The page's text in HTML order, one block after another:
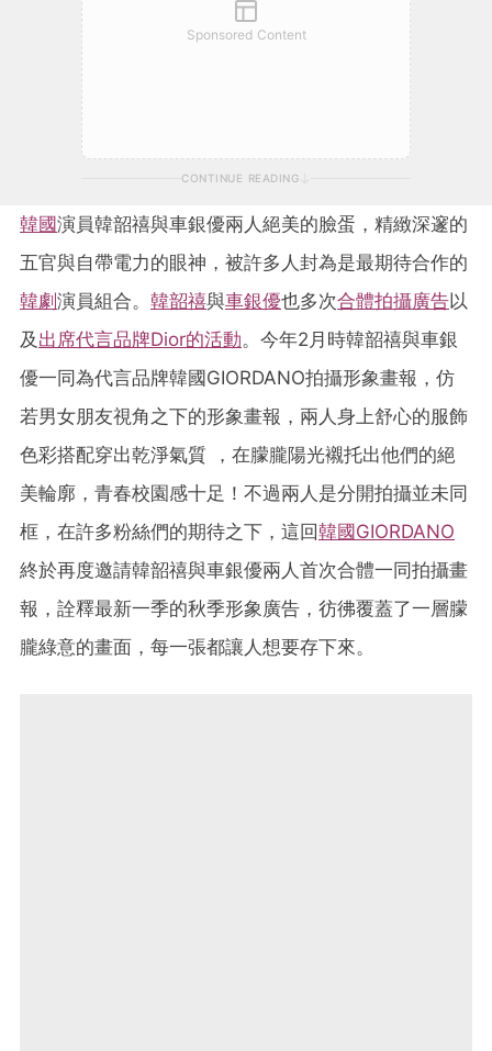
Sponsored Content
CONTINUE READING
韓國演員韓韶禧與車銀優兩人絕美的臉蛋，精緻深邃的
五官與自帶電力的眼神，被許多人封為是最期待合作的
韓劇演員組合。 韓韶禧與車銀優也多次合體拍攝廣告以
及 出席代言品牌Dior的活動。今年2月時韓韶禧與車銀
優一同為代言品牌韓國GIORDANO拍攝形象畫報，仿
若男女朋友視角之下的形象畫報，兩人身上舒心的服飾
色彩搭配穿出乾淨氣質 ，在朦朧陽光襯托出他們的絕
美輪廓，青春校園感十足！不過兩人是分開拍攝並未同
框，在許多粉絲們的期待之下，這回韓國GIORDANO
終於再度邀請韓韶禧與車銀優兩人首次合體一同拍攝畫
報，詮釋最新一季的秋季形象廣告，彷彿覆蓋了一層朦
朧綠意的畫面，每一張都讓人想要存下來。